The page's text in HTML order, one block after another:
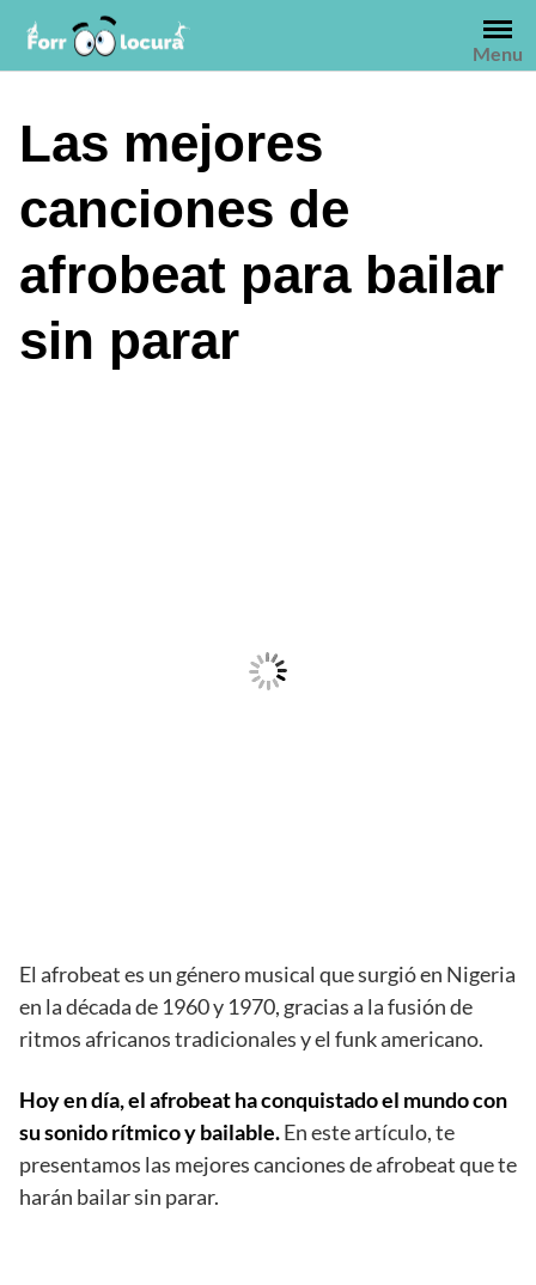
contenido
Menu
Las mejores
canciones de
afrobeat para bailar
sin parar
El afrobeat es un género musical que surgió en Nigeria
en la década de 1960 y 1970, gracias a la fusión de
ritmos africanos tradicionales y el funk americano.
Hoy en día, el afrobeat ha conquistado el mundo con
su sonido rítmico y bailable.En este artículo, te
presentamos las mejores canciones de afrobeat que te
harán bailar sin parar.